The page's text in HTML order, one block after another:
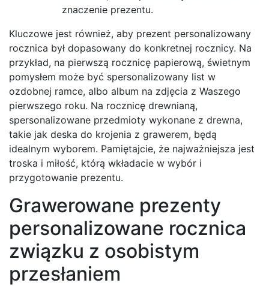
znaczenie prezentu.
Kluczowe jest również, aby prezent personalizowany
rocznica był dopasowany do konkretnej rocznicy. Na
przykład, na pierwszą rocznicę papierową, świetnym
pomysłem może być spersonalizowany list w
ozdobnej ramce, albo album na zdjęcia z Waszego
pierwszego roku. Na rocznicę drewnianą,
spersonalizowane przedmioty wykonane z drewna,
takie jak deska do krojenia z grawerem, będą
idealnym wyborem. Pamiętajcie, że najważniejsza jest
troska i miłość, którą wkładacie w wybór i
przygotowanie prezentu.
Grawerowane prezenty
personalizowane rocznica
związku z osobistym
przesłaniem